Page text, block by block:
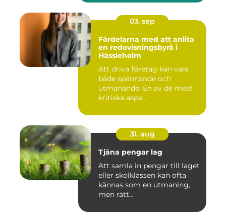
03. sep
Fördelarna med att anlita
en redovisningsbyrå i
Hässleholm
Att driva företag kan vara
både spännande och
utmanande. En av de mest
kritiska aspe...
31. aug
Tjäna pengar lag
Att samla in pengar till laget
eller skolklassen kan ofta
kännas som en utmaning,
men rätt...